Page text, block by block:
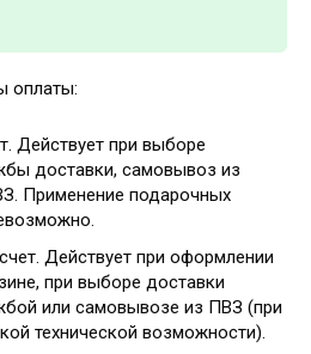
оплаты:
Действует при выборе
доставки, самовывоз из
Применение подарочных
Действует при оформлении
при выборе доставки
или самовывозе из ПВЗ (при
технической возможности).